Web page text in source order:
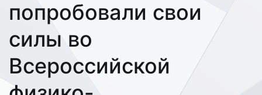
попробовали свои
силы во
Всероссийской